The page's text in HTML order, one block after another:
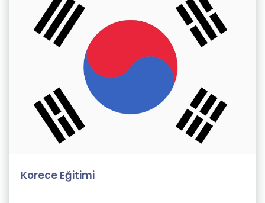
Genim
Eğitmeni
(82)Korece Eğitimi